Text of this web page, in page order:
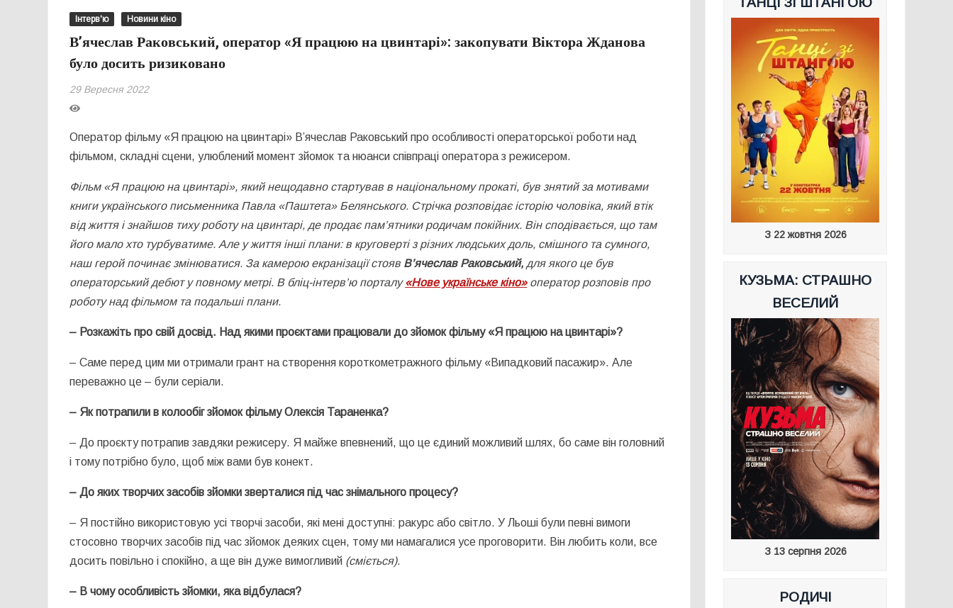
Інтерв'ю Новини кіно
В’ячеслав Раковський, оператор «Я працюю на цвинтарі»: закопувати Віктора Жданова
було досить ризиковано
29 Вересня 2022
Оператор фільму «Я працюю на цвинтарі» В’ячеслав Раковський про особливості операторської роботи над
фільмом, складні сцени, улюблений момент зйомок та нюанси співпраці оператора з режисером.
Фільм «Я працюю на цвинтарі», який нещодавно стартував в національному прокаті, був знятий за мотивами
книги українського письменника Павла «Паштета» Белянського. Стрічка розповідає історію чоловіка, який втік
від життя і знайшов тиху роботу на цвинтарі, де продає пам’ятники родичам покійних. Він сподівається, що там
його мало хто турбуватиме. Але у життя інші плани: в круговерті з різних людських доль, смішного та сумного,
наш герой починає змінюватися. За камерою екранізації стояв В’ячеслав Раковський, для якого це був
операторський дебют у повному метрі. В бліц-інтерв’ю порталу«Нове українське кіно»оператор розповів про
роботу над фільмом та подальші плани.
– Розкажіть про свій досвід. Над якими проєктами працювали до зйомок фільму «Я працюю на цвинтарі»?
– Саме перед цим ми отримали грант на створення короткометражного фільму «Випадковий пасажир». Але
переважно це – були серіали.
– Як потрапили в колообіг зйомок фільму Олексія Тараненка?
– До проєкту потрапив завдяки режисеру. Я майже впевнений, що це єдиний можливий шлях, бо саме він головний
і тому потрібно було, щоб між вами був конект.
– До яких творчих засобів зйомки зверталися під час знімального процесу?
– Я постійно використовую усі творчі засоби, які мені доступні: ракурс або світло. У Льоші були певні вимоги
стосовно творчих засобів під час зйомок деяких сцен, тому ми намагалися усе проговорити. Він любить коли, все
досить повільно і спокійно, а ще він дуже вимогливий (сміється).
– В чому особливість зйомки, яка відбулася?
З 22 жовтня 2026
КУЗЬМА: СТРАШНО
ВЕСЕЛИЙ
З 13 серпня 2026
РОДИЧІ